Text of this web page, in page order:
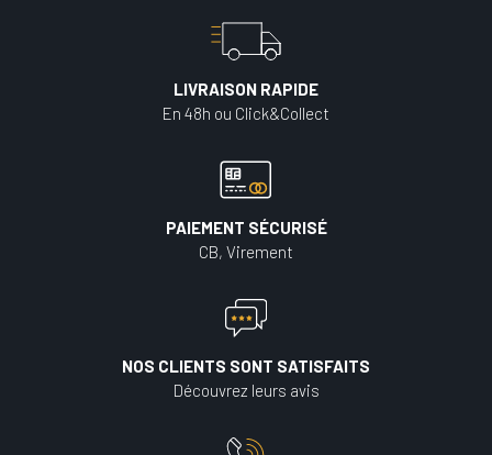
LIVRAISON RAPIDE
En 48h ou Click&Collect
PAIEMENT SÉCURISÉ
CB, Virement
NOS CLIENTS SONT SATISFAITS
Découvrez leurs avis